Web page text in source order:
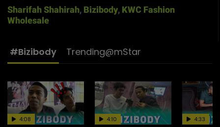
Sharifah Shahirah, Bizibody, KWC Fashion
Wholesale
#Bizibody Trending@mStar
4:08 4:10 4:33